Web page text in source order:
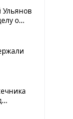
Ульянов
о